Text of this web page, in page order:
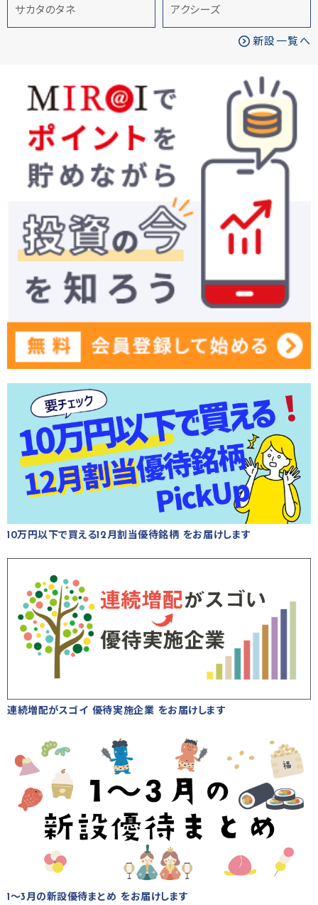
サカタのタネ アクシーズ
新設一覧へ
10万円以下で買える12月割当優待銘柄 をお届けします
連続増配がスゴイ 優待実施企業 をお届けします
1～3月の新設優待まとめ をお届けします